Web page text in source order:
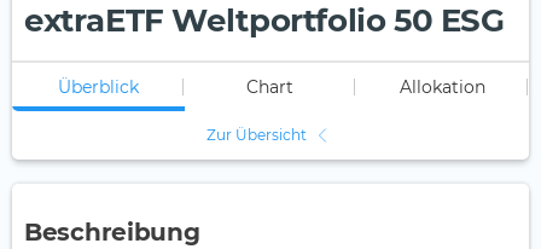
extraETF Weltportfolio 50 ESG
Überblick Chart Allokation
Zur Übersicht
Beschreibung